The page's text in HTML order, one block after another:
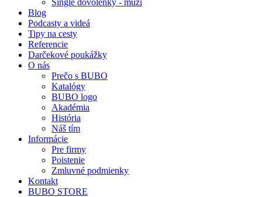
Single dovolenky - muži
Blog
Podcasty a videá
Tipy na cesty
Referencie
Darčekové poukážky
O nás
Prečo s BUBO
Katalógy
BUBO logo
Akadémia
História
Náš tím
Informácie
Pre firmy
Poistenie
Zmluvné podmienky
Kontakt
BUBO STORE